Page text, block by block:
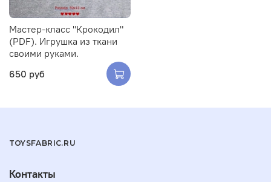
Мастер-класс "Крокодил"
(PDF). Игрушка из ткани
своими руками.
650 руб
TOYSFABRIC.RU
Контакты